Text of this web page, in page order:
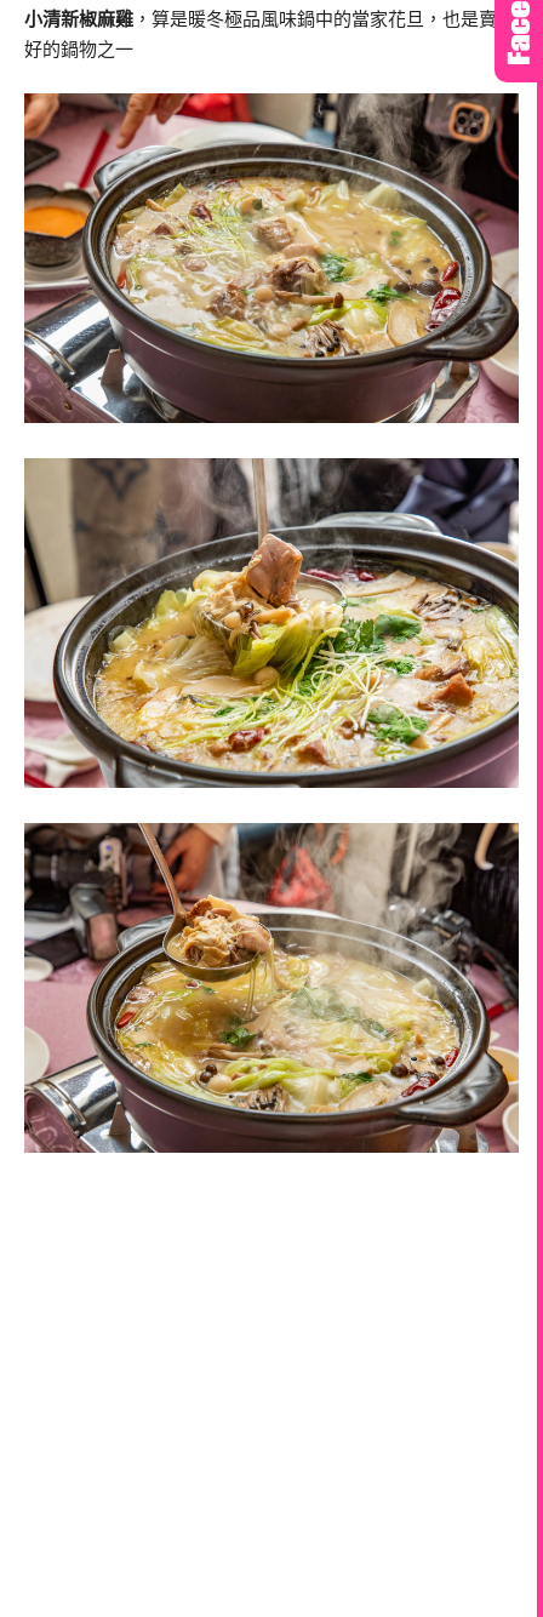
小清新椒麻雞 ，算是暖冬極品風味鍋中的當家花旦，也是賣最
好的鍋物之一